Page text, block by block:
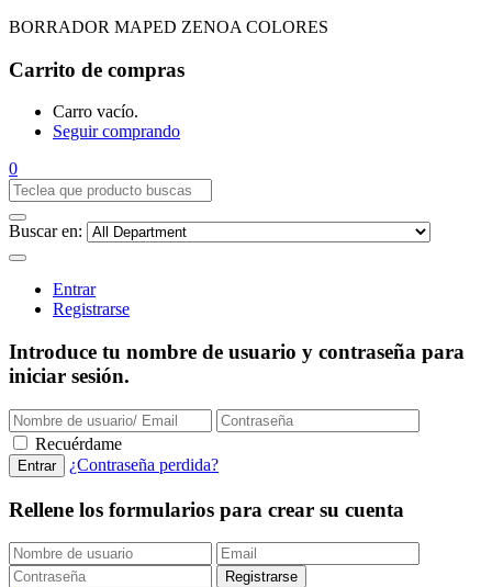
BORRADOR MAPED ZENOA COLORES
Carrito de compras
Carro vacío.
Seguir comprando
0
Buscar en:
Entrar
Registrarse
Introduce tu nombre de usuario y contraseña para
iniciar sesión.
Recuérdame
¿Contraseña perdida?
Rellene los formularios para crear su cuenta